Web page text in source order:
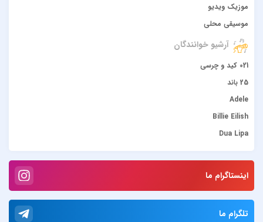
موزیک ویدیو
موسیقی محلی
آرشیو خوانندگان
021 کید و چرسی
25 باند
Adele
Billie Eilish
Dua Lipa
JONY
Lana Del Rey
اینستاگرام ما
تلگرام ما